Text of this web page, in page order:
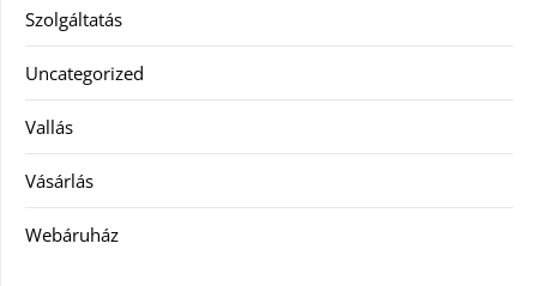
Szolgáltatás
Uncategorized
Vallás
Vásárlás
Webáruház